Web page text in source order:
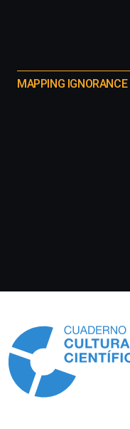
MAPPING IGNORANCE